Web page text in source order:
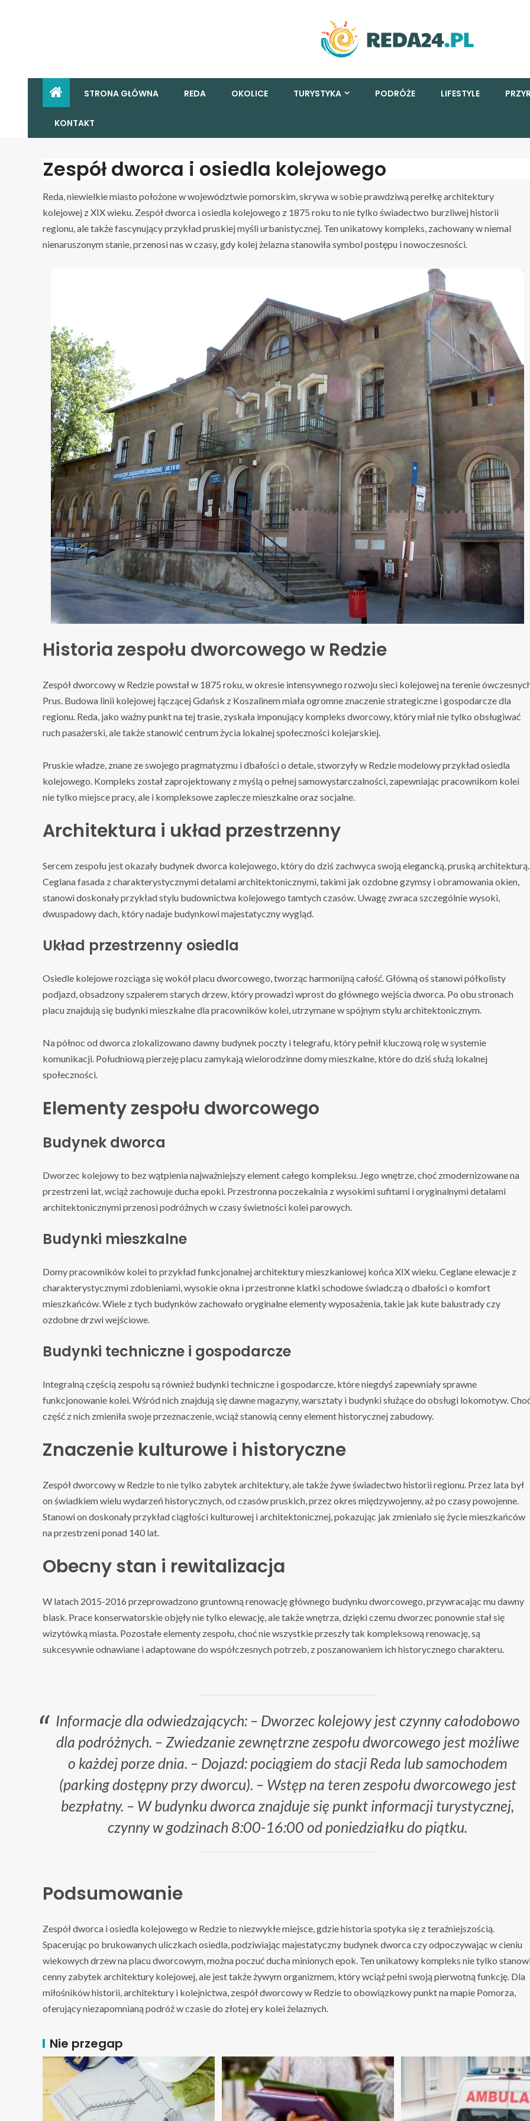
STRONA GŁÓWNA REDA OKOLICE TURYSTYKA PODRÓŻE LIFESTYLE
KONTAKT
Zespół dworca i osiedla kolejowego
Reda, niewielkie miasto położone w województwie pomorskim, skrywa w sobie prawdziwą perełkę architektury
kolejowej z XIX wieku. Zespół dworca i osiedla kolejowego z 1875 roku to nie tylko świadectwo burzliwej historii
regionu, ale także fascynujący przykład pruskiej myśli urbanistycznej. Ten unikatowy kompleks, zachowany w niemal
nienaruszonym stanie, przenosi nas w czasy, gdy kolej żelazna stanowiła symbol postępu i nowoczesności.
Historia zespołu dworcowego w Redzie
Zespół dworcowy w Redzie powstał w 1875 roku, w okresie intensywnego rozwoju sieci kolejowej na terenie
Prus. Budowa linii kolejowej łączącej Gdańsk z Koszalinem miała ogromne znaczenie strategiczne i gospodarcze dla
regionu. Reda, jako ważny punkt na tej trasie, zyskała imponujący kompleks dworcowy, który miał nie tylko obsługiwać
ruch pasażerski, ale także stanowić centrum życia lokalnej społeczności kolejarskiej.
Pruskie władze, znane ze swojego pragmatyzmu i dbałości o detale, stworzyły w Redzie modelowy przykład osiedla
kolejowego. Kompleks został zaprojektowany z myślą o pełnej samowystarczalności, zapewniając pracownikom kolei
nie tylko miejsce pracy, ale i kompleksowe zaplecze mieszkalne oraz socjalne.
Architektura i układ przestrzenny
Sercem zespołu jest okazały budynek dworca kolejowego, który do dziś zachwyca swoją elegancką, pruską architekturą.
Ceglana fasada z charakterystycznymi detalami architektonicznymi, takimi jak ozdobne gzymsy i obramowania okien,
stanowi doskonały przykład stylu budownictwa kolejowego tamtych czasów. Uwagę zwraca szczególnie wysoki,
dwuspadowy dach, który nadaje budynkowi majestatyczny wygląd.
Układ przestrzenny osiedla
Osiedle kolejowe rozciąga się wokół placu dworcowego, tworząc harmonijną całość. Główną oś stanowi półkolisty
podjazd, obsadzony szpalerem starych drzew, który prowadzi wprost do głównego wejścia dworca. Po obu stronach
placu znajdują się budynki mieszkalne dla pracowników kolei, utrzymane w spójnym stylu architektonicznym.
Na północ od dworca zlokalizowano dawny budynek poczty i telegrafu, który pełnił kluczową rolę w systemie
komunikacji. Południową pierzeję placu zamykają wielorodzinne domy mieszkalne, które do dziś służą lokalnej
społeczności.
Elementy zespołu dworcowego
Budynek dworca
Dworzec kolejowy to bez wątpienia najważniejszy element całego kompleksu. Jego wnętrze, choć zmodernizowane na
przestrzeni lat, wciąż zachowuje ducha epoki. Przestronna poczekalnia z wysokimi sufitami i oryginalnymi detalami
architektonicznymi przenosi podróżnych w czasy świetności kolei parowych.
Budynki mieszkalne
Domy pracowników kolei to przykład funkcjonalnej architektury mieszkaniowej końca XIX wieku. Ceglane elewacje z
charakterystycznymi zdobieniami, wysokie okna i przestronne klatki schodowe świadczą o dbałości o komfort
mieszkańców. Wiele z tych budynków zachowało oryginalne elementy wyposażenia, takie jak kute balustrady czy
ozdobne drzwi wejściowe.
Budynki techniczne i gospodarcze
Integralną częścią zespołu są również budynki techniczne i gospodarcze, które niegdyś zapewniały sprawne
funkcjonowanie kolei. Wśród nich znajdują się dawne magazyny, warsztaty i budynki służące do obsługi lokomotyw.
część z nich zmieniła swoje przeznaczenie, wciąż stanowią cenny element historycznej zabudowy.
Znaczenie kulturowe i historyczne
Zespół dworcowy w Redzie to nie tylko zabytek architektury, ale także żywe świadectwo historii regionu. Przez lata był
on świadkiem wielu wydarzeń historycznych, od czasów pruskich, przez okres międzywojenny, aż po czasy powojenne.
Stanowi on doskonały przykład ciągłości kulturowej i architektonicznej, pokazując jak zmieniało się życie mieszkańców
na przestrzeni ponad 140 lat.
Obecny stan i rewitalizacja
W latach 2015-2016 przeprowadzono gruntowną renowację głównego budynku dworcowego, przywracając mu dawny
blask. Prace konserwatorskie objęły nie tylko elewację, ale także wnętrza, dzięki czemu dworzec ponownie stał się
wizytówką miasta. Pozostałe elementy zespołu, choć nie wszystkie przeszły tak kompleksową renowację, są
sukcesywnie odnawiane i adaptowane do współczesnych potrzeb, z poszanowaniem ich historycznego charakteru.
Informacje dla odwiedzających: – Dworzec kolejowy jest czynny całodobowo
dla podróżnych. – Zwiedzanie zewnętrzne zespołu dworcowego jest możliwe
o każdej porze dnia. – Dojazd: pociągiem do stacji Reda lub samochodem
(parking dostępny przy dworcu). – Wstęp na teren zespołu dworcowego jest
bezpłatny. – W budynku dworca znajduje się punkt informacji turystycznej,
czynny w godzinach 8:00-16:00 od poniedziałku do piątku.
Podsumowanie
Zespół dworca i osiedla kolejowego w Redzie to niezwykłe miejsce, gdzie historia spotyka się z teraźniejszością.
Spacerując po brukowanych uliczkach osiedla, podziwiając majestatyczny budynek dworca czy odpoczywając w cieniu
wiekowych drzew na placu dworcowym, można poczuć ducha minionych epok. Ten unikatowy kompleks nie tylko
cenny zabytek architektury kolejowej, ale jest także żywym organizmem, który wciąż pełni swoją pierwotną funkcję. Dla
miłośników historii, architektury i kolejnictwa, zespół dworcowy w Redzie to obowiązkowy punkt na mapie Pomorza,
oferujący niezapomnianą podróż w czasie do złotej ery kolei żelaznych.
Nie przegap